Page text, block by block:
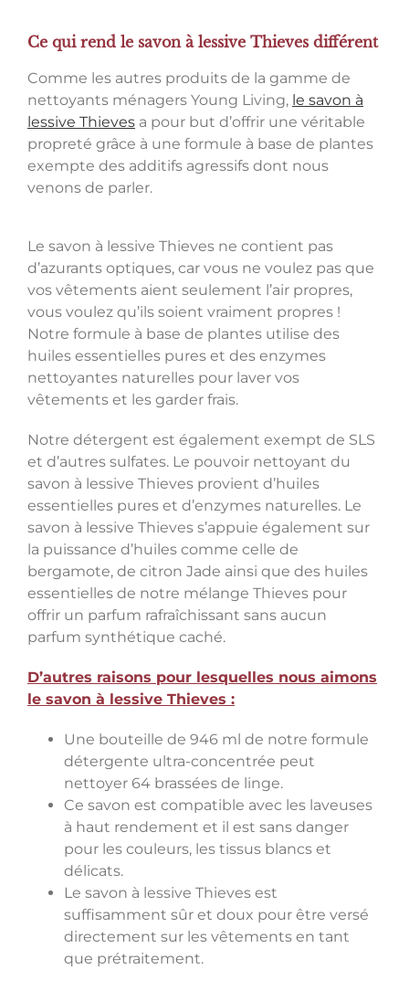
Ce qui rend le savon à lessive Thieves différent
Comme les autres produits de la gamme de
nettoyants ménagers Young Living, le savon à
lessive Thievesa pour but d’offrir une véritable
propreté grâce à une formule à base de plantes
exempte des additifs agressifs dont nous
venons de parler.
Le savon à lessive Thieves ne contient pas
d’azurants optiques, car vous ne voulez pas que
vos vêtements aient seulement l’air propres,
vous voulez qu’ils soient vraiment propres !
Notre formule à base de plantes utilise des
huiles essentielles pures et des enzymes
nettoyantes naturelles pour laver vos
vêtements et les garder frais.
Notre détergent est également exempt de SLS
et d’autres sulfates. Le pouvoir nettoyant du
savon à lessive Thieves provient d’huiles
essentielles pures et d’enzymes naturelles. Le
savon à lessive Thieves s’appuie également sur
la puissance d’huiles comme celle de
bergamote, de citron Jade ainsi que des huiles
essentielles de notre mélange Thieves pour
offrir un parfum rafraîchissant sans aucun
parfum synthétique caché.
D’autres raisons pour lesquelles nous aimons
le savon à lessive Thieves :
Une bouteille de 946 ml de notre formule
détergente ultra-concentrée peut
nettoyer 64 brassées de linge.
Ce savon est compatible avec les laveuses
à haut rendement et il est sans danger
pour les couleurs, les tissus blancs et
délicats.
Le savon à lessive Thieves est
suffisamment sûr et doux pour être versé
directement sur les vêtements en tant
que prétraitement.